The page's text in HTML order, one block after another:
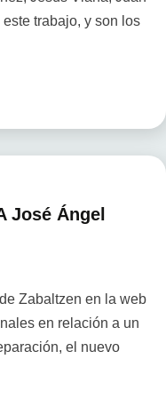
trabajo, y son los
José Ángel
Zabaltzen en la web
en relación a un
el nuevo